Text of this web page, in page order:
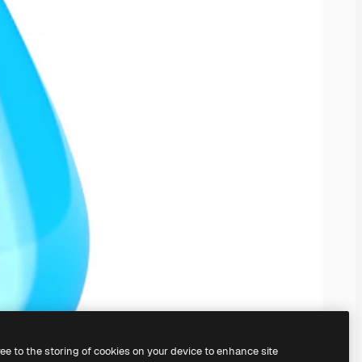
to the storing of cookies on your device to enhance site